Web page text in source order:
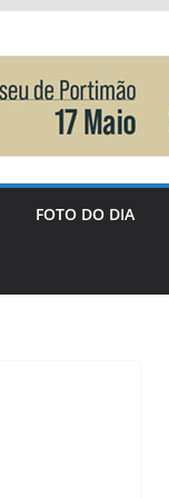
FOTO DO DIA